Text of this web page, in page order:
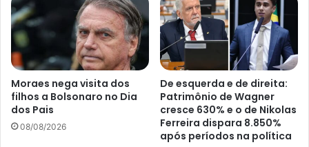
Moraes nega visita dos
filhos a Bolsonaro no Dia
dos Pais
08/08/2026
De esquerda e de direita:
Patrimônio de Wagner
cresce 630% e o de Nikolas
Ferreira dispara 8.850%
após períodos na política